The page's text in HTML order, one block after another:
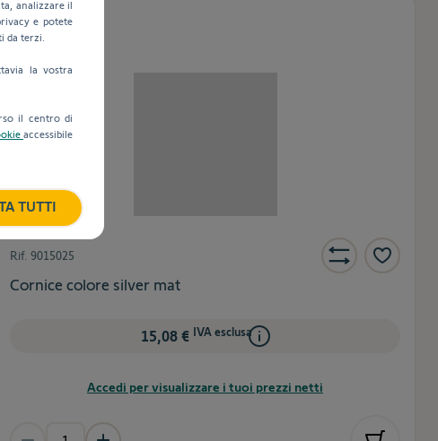
Disponibile
Rif. 9015025
Cornice colore silver mat
15,08 € IVA esclusa
Accedi per visualizzare i tuoi prezzi netti
analizzare il
e potete
da terzi.
la vostra
il centro di
accessibile
TUTTI